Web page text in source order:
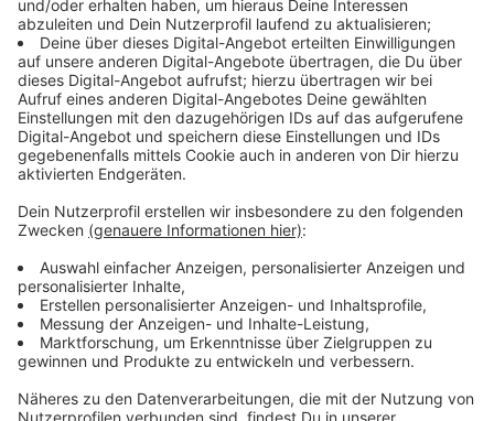
DEG will Niederlage wettmachen
Anzeige
Auch dieDEGist im Einsatz. Nach der herben 0:6-
Tabellenletzte heute ab 19:30 in Frankfurt besser
Anzeige
Borussia Düsseldorf im Champions-League-
Einsatz